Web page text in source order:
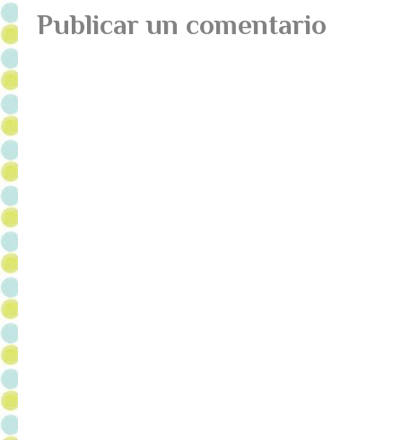
Publicar un comentario